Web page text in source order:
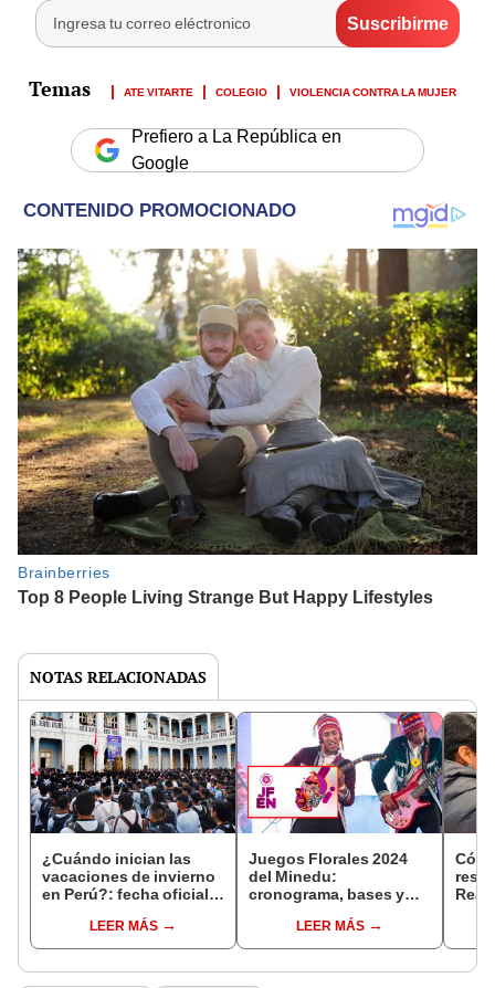
ATE VITARTE COLEGIO VIOLENCIA CONTRA LA MUJER
Prefiero a La República en
Google
NOTAS RELACIONADAS
¿Cuándo inician las
vacaciones de invierno
en Perú?: fecha oficial y
MineduLEER MÁS
Juegos Florales 2024
del Minedu:
cronograma, bases y
LEER MÁS